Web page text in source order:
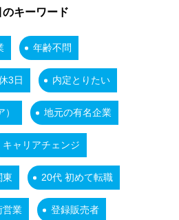
のキーワード
年齢不問
3日 内定とりたい
地元の有名企業
キャリアチェンジ
東 20代 初めて転職
営業 登録販売者